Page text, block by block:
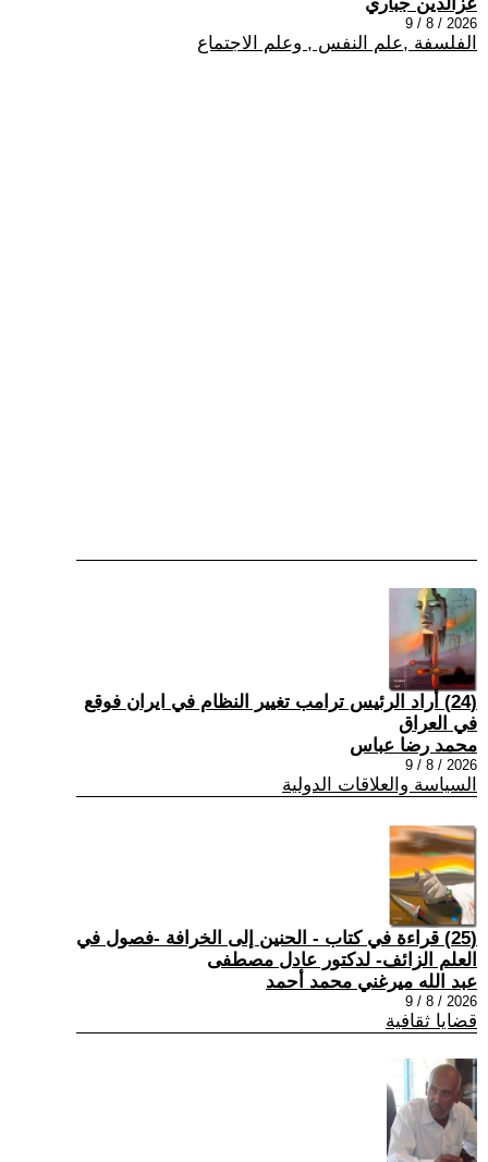
2026 / 8 / 9
الفلسفة ,علم النفس , وعلم الاجتماع
(24) أراد الرئيس ترامب تغيير النظام في ايران فوقع
في العراق
محمد رضا عباس
2026 / 8 / 9
السياسة والعلاقات الدولية
(25) قراءة في كتاب - الحنين إلى الخرافة -فصول في
العلم الزائف- لدكتور عادل مصطفى
عبد الله ميرغني محمد أحمد
2026 / 8 / 9
قضايا ثقافية